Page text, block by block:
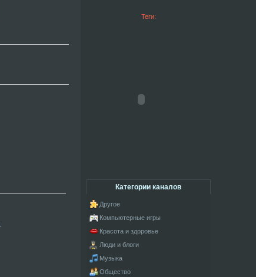
Теги:
Категории каналов
Другое
Компьютерные игры
Красота и здоровье
Люди и блоги
Музыка
Общество